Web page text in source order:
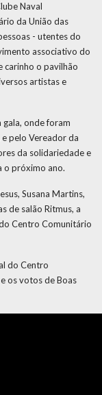
Naval
da União das
- utentes do
associativo do
carinho o pavilhão
artistas e
gala, onde foram
pelo Vereador da
da solidariedade e
o próximo ano.
Susana Martins,
de salão Ritmus, a
Centro Comunitário
do Centro
os votos de Boas